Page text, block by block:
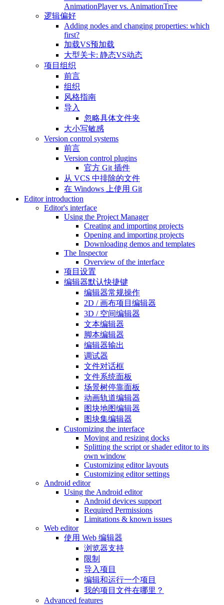
AnimationPlayer vs. AnimationTree
逻辑偏好
Adding nodes and changing properties: which
first?
加载VS预加载
大型关卡: 静态VS动态
项目组织
前言
组织
风格指南
导入
忽略具体文件夹
大小写敏感
Version control systems
前言
Version control plugins
官方 Git 插件
从 VCS 中排除的文件
在 Windows 上使用 Git
Editor introduction
Editor's interface
Using the Project Manager
Creating and importing projects
Opening and importing projects
Downloading demos and templates
The Inspector
Overview of the interface
项目设置
编辑器默认快捷键
编辑器常规操作
2D / 画布项目编辑器
3D / 空间编辑器
文本编辑器
脚本编辑器
编辑器输出
调试器
文件对话框
文件系统面板
场景树停靠面板
动画轨道编辑器
图块地图编辑器
图块集编辑器
Customizing the interface
Moving and resizing docks
Splitting the script or shader editor to its
own window
Customizing editor layouts
Customizing editor settings
Android editor
Using the Android editor
Android devices support
Required Permissions
Limitations & known issues
Web editor
使用 Web 编辑器
浏览器支持
限制
导入项目
编辑和运行一个项目
我的项目文件在哪里？
Advanced features